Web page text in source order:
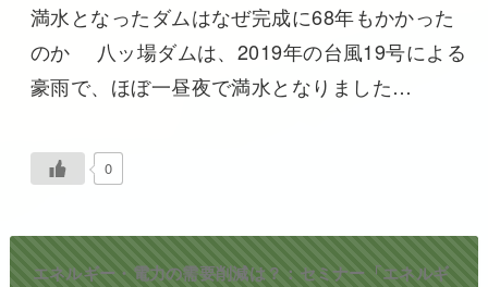
満水となったダムはなぜ完成に68年もかかった
のか 八ッ場ダムは、2019年の台風19号による
豪雨で、ほぼ一昼夜で満水となりました…
0
エネルギー・電力の需要削減は？：セミナー「エネルギ